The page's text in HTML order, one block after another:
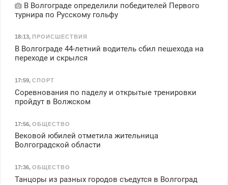
В Волгограде определили победителей Первого
турнира по Русскому гольфу
18:13, ПРОИСШЕСТВИЯ
В Волгограде 44-летний водитель сбил пешехода на
переходе и скрылся
17:59, СПОРТ
Соревнования по паделу и открытые тренировки
пройдут в Волжском
17:56, ОБЩЕСТВО
Вековой юбилей отметила жительница
Волгоградской области
17:36, ОБЩЕСТВО
Танцоры из разных городов съедутся в Волгоград